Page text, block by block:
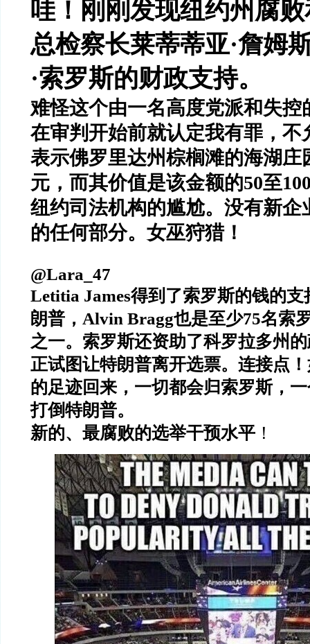
哇！刚刚发现纽约州腐
总检察长莱蒂蒂亚·詹姆
·索罗斯的财政支持。
难怪这个由一名高度党派和失控
在审判开始前就认定我有罪，不
表示佛罗里达州棕榈滩的海湖庄
元，而其价值是该金额的50至
纽约司法机构的尴尬。没有新企
的任何部分。女巫狩猎！
@Lara_47
Letitia James得到了索罗斯的钱的支
朗普， Alvin Bragg也是至少75名索
之一。索罗斯还资助了科罗拉多州
正试图让特朗普离开选票。连接点
的足迹回来，一切都会归索罗斯，
打倒特朗普。
新的、最腐败的选举干预水平 ！